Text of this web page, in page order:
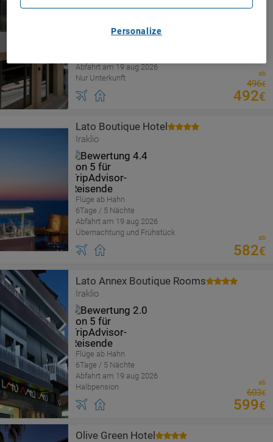
Abfahrt am 19 aug 2026
Nur Unterkunft
ab
496€
492€
Lato Boutique Hotel
Iraklio
Flüge ab Hahn
6Tage / 5 Nächte
Abfahrt am 19 aug 2026
Übernachtung und Frühstück
ab
582€
Lato Annex Boutique Rooms
Iraklio
Flüge ab Hahn
6Tage / 5 Nächte
Abfahrt am 19 aug 2026
Halbpension
ab
603€
599€
Olive Green Hotel
Personalize